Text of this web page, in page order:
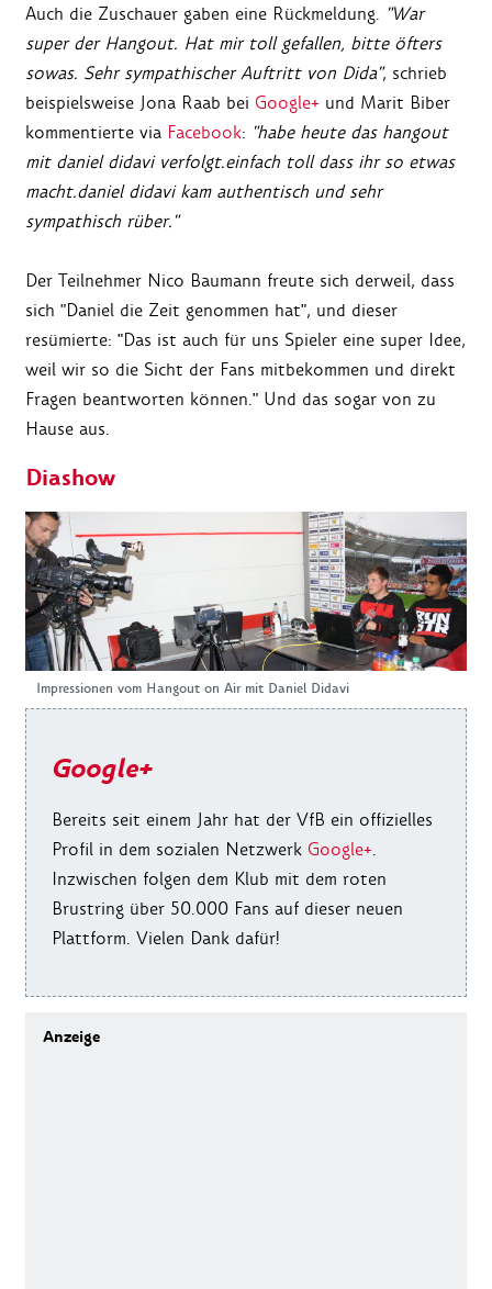
Auch die Zuschauer gaben eine Rückmeldung. "War
super der Hangout. Hat mir toll gefallen, bitte öfters
sowas. Sehr sympathischer Auftritt von Dida", schrieb
beispielsweise Jona Raab bei Google+ und Marit Biber
kommentierte via Facebook: "habe heute das hangout
mit daniel didavi verfolgt.einfach toll dass ihr so etwas
macht.daniel didavi kam authentisch und sehr
sympathisch rüber."
Der Teilnehmer Nico Baumann freute sich derweil, dass
sich "Daniel die Zeit genommen hat", und dieser
resümierte: "Das ist auch für uns Spieler eine super Idee,
weil wir so die Sicht der Fans mitbekommen und direkt
Fragen beantworten können." Und das sogar von zu
Hause aus.
Diashow
Impressionen vom Hangout on Air mit Daniel Didavi
Google+
Bereits seit einem Jahr hat der VfB ein offizielles
Profil in dem sozialen Netzwerk Google+.
Inzwischen folgen dem Klub mit dem roten
Brustring über 50.000 Fans auf dieser neuen
Plattform. Vielen Dank dafür!